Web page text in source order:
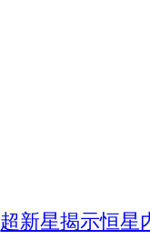
超新星揭示恒星